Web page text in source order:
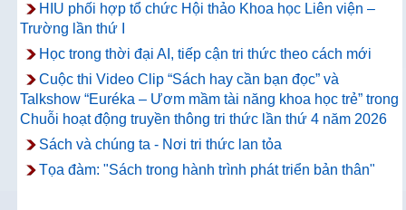
HIU phối hợp tổ chức Hội thảo Khoa học Liên viện –
Trường lần thứ I
Học trong thời đại AI, tiếp cận tri thức theo cách mới
Cuộc thi Video Clip “Sách hay cần bạn đọc” và
Talkshow “Euréka – Ươm mầm tài năng khoa học trẻ” trong
Chuỗi hoạt động truyền thông tri thức lần thứ 4 năm 2026
Sách và chúng ta - Nơi tri thức lan tỏa
Tọa đàm: "Sách trong hành trình phát triển bản thân"